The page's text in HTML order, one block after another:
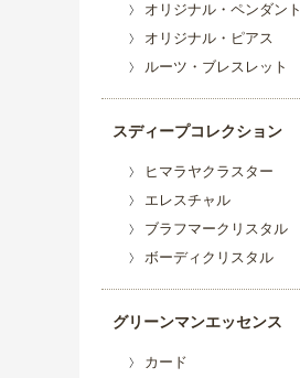
オリジナル・ペンダント
オリジナル・ピアス
ルーツ・ブレスレット
スディープコレクション
ヒマラヤクラスター
エレスチャル
ブラフマークリスタル
ボーディクリスタル
グリーンマンエッセンス
カード